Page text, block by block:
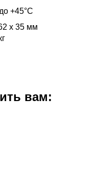
+45°С
x 35 мм
вам: